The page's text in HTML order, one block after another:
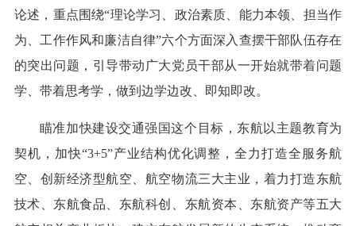
论述，重点围绕“理论学习、政治素质、能力本领、担当作
为、工作作风和廉洁自律”六个方面深入查摆干部队伍存在
的突出问题，引导带动广大党员干部从一开始就带着问题
学、带着思考学，做到边学边改、即知即改。
瞄准加快建设交通强国这个目标，东航以主题教育为
契机，加快“3+5”产业结构优化调整，全力打造全服务航
空、创新经济型航空、航空物流三大主业，着力打造东航
技术、东航食品、东航科创、东航资本、东航资产等五大